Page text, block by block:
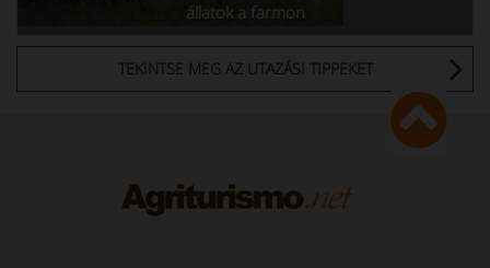
állatok a farmon
TEKINTSE MEG AZ UTAZÁSI TIPPEKET